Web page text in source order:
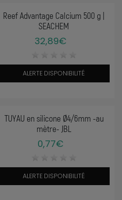
Reef Advantage Calcium 500 g |
SEACHEM
32,89€
ALERTE DISPONIBILITÉ
TUYAU en silicone Ø4/6mm -au
mètre- JBL
0,77€
ALERTE DISPONIBILITÉ